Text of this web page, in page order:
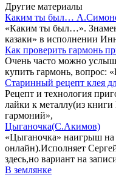
Другие материалы
Каким ты был…
«Каким ты был…».
казаки» в исполнении
Как проверить гармонь
Очень часто можно
купить гармонь, вопрос:
Старинный рецепт клея
Рецепт и технология
лайки к металлу(из
гармоний»,
Цыганочка(С.Акимов)
«Цыганочка» наигрыш на
онлайн).Исполняет
здесь,но вариант на
В землянке